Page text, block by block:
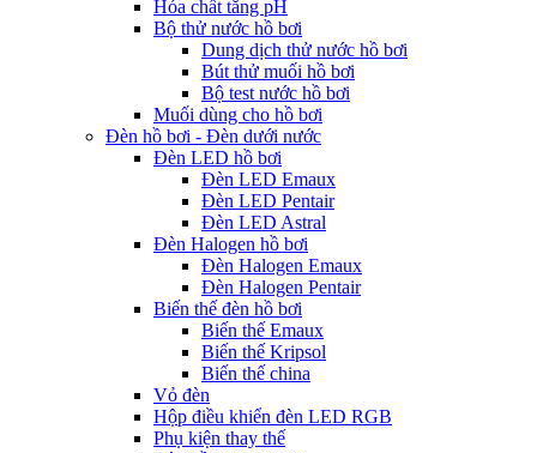
Hóa chất tăng pH
Bộ thử nước hồ bơi
Dung dịch thử nước hồ bơi
Bút thử muối hồ bơi
Bộ test nước hồ bơi
Muối dùng cho hồ bơi
Đèn hồ bơi - Đèn dưới nước
Đèn LED hồ bơi
Đèn LED Emaux
Đèn LED Pentair
Đèn LED Astral
Đèn Halogen hồ bơi
Đèn Halogen Emaux
Đèn Halogen Pentair
Biến thế đèn hồ bơi
Biến thế Emaux
Biến thế Kripsol
Biến thế china
Vỏ đèn
Hộp điều khiển đèn LED RGB
Phụ kiện thay thế